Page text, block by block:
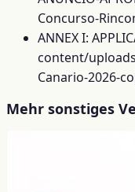
Concurso-
ANNEX I:
content/
Canario-2026-
Mehr sonstiges